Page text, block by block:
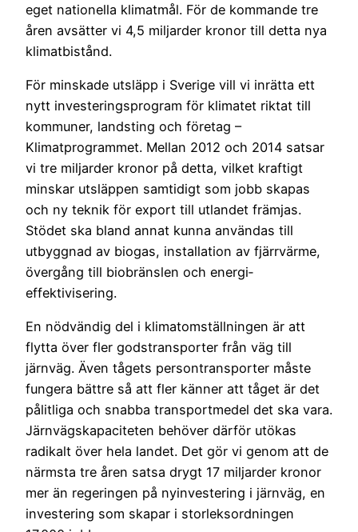
eget nationella klimatmål. För de kommande tre
åren avsätter vi 4,5 miljarder kronor till detta nya
klimatbistånd.
För minskade utsläpp i Sverige vill vi inrätta ett
nytt investeringsprogram för klimatet riktat till
kommuner, landsting och företag –
Klimatprogrammet. Mellan 2012 och 2014 satsar
vi tre miljarder kronor på detta, vilket kraftigt
minskar utsläppen samtidigt som jobb skapas
och ny teknik för export till utlandet främjas.
Stödet ska bland annat kunna användas till
utbyggnad av biogas, installation av fjärrvärme,
övergång till biobränslen och energi­
effektivisering.
En nödvändig del i klimatomställningen är att
flytta över fler godstransporter från väg till
järnväg. Även tågets persontransporter måste
fungera bättre så att fler känner att tåget är det
pålitliga och snabba transportmedel det ska vara.
Järnvägskapaciteten behöver därför ut­ökas
radikalt över hela landet. Det gör vi genom att de
närmsta tre åren satsa drygt 17 miljarder kronor
mer än regeringen på nyinvestering i järnväg, en
investering som skapar i storleksordningen